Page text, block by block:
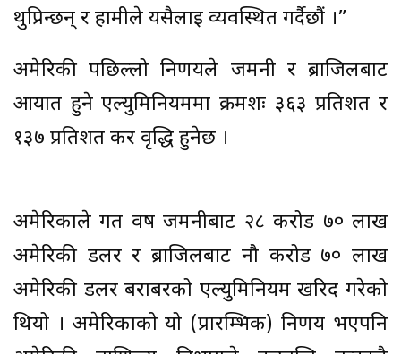
थुप्रिन्छन् र हामीले यसैलाई व्यवस्थित गर्दैछौं ।”
अमेरिकी पछिल्लो निर्णयले जर्मनी र ब्राजिलबाट
आयात हुने एल्युमिनियममा क्रमशः ३६३ प्रतिशत र
१३७ प्रतिशत कर वृद्धि हुनेछ ।
अमेरिकाले गत वर्ष जर्मनीबाट २८ करोड ७० लाख
अमेरिकी डलर र ब्राजिलबाट नौ करोड ७० लाख
अमेरिकी डलर बराबरको एल्युमिनियम खरिद गरेको
थियो । अमेरिकाको यो (प्रारम्भिक) निर्णय भएपनि